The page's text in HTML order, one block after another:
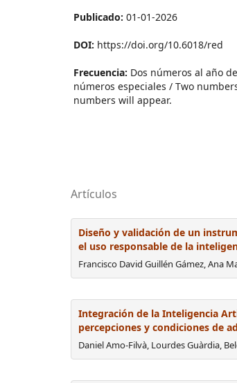
Publicado: 01-01-2026
DOI: https://doi.org/10.6018/red
Frecuencia: Dos números al año
números especiales / Two
numbers will appear.
Artículos
Diseño y validación de un
el uso responsable de la
Francisco David Guillén Gámez, Ana
Integración de la Inteligencia
percepciones y condiciones de
Daniel Amo-Filvà, Lourdes Guàrdia,